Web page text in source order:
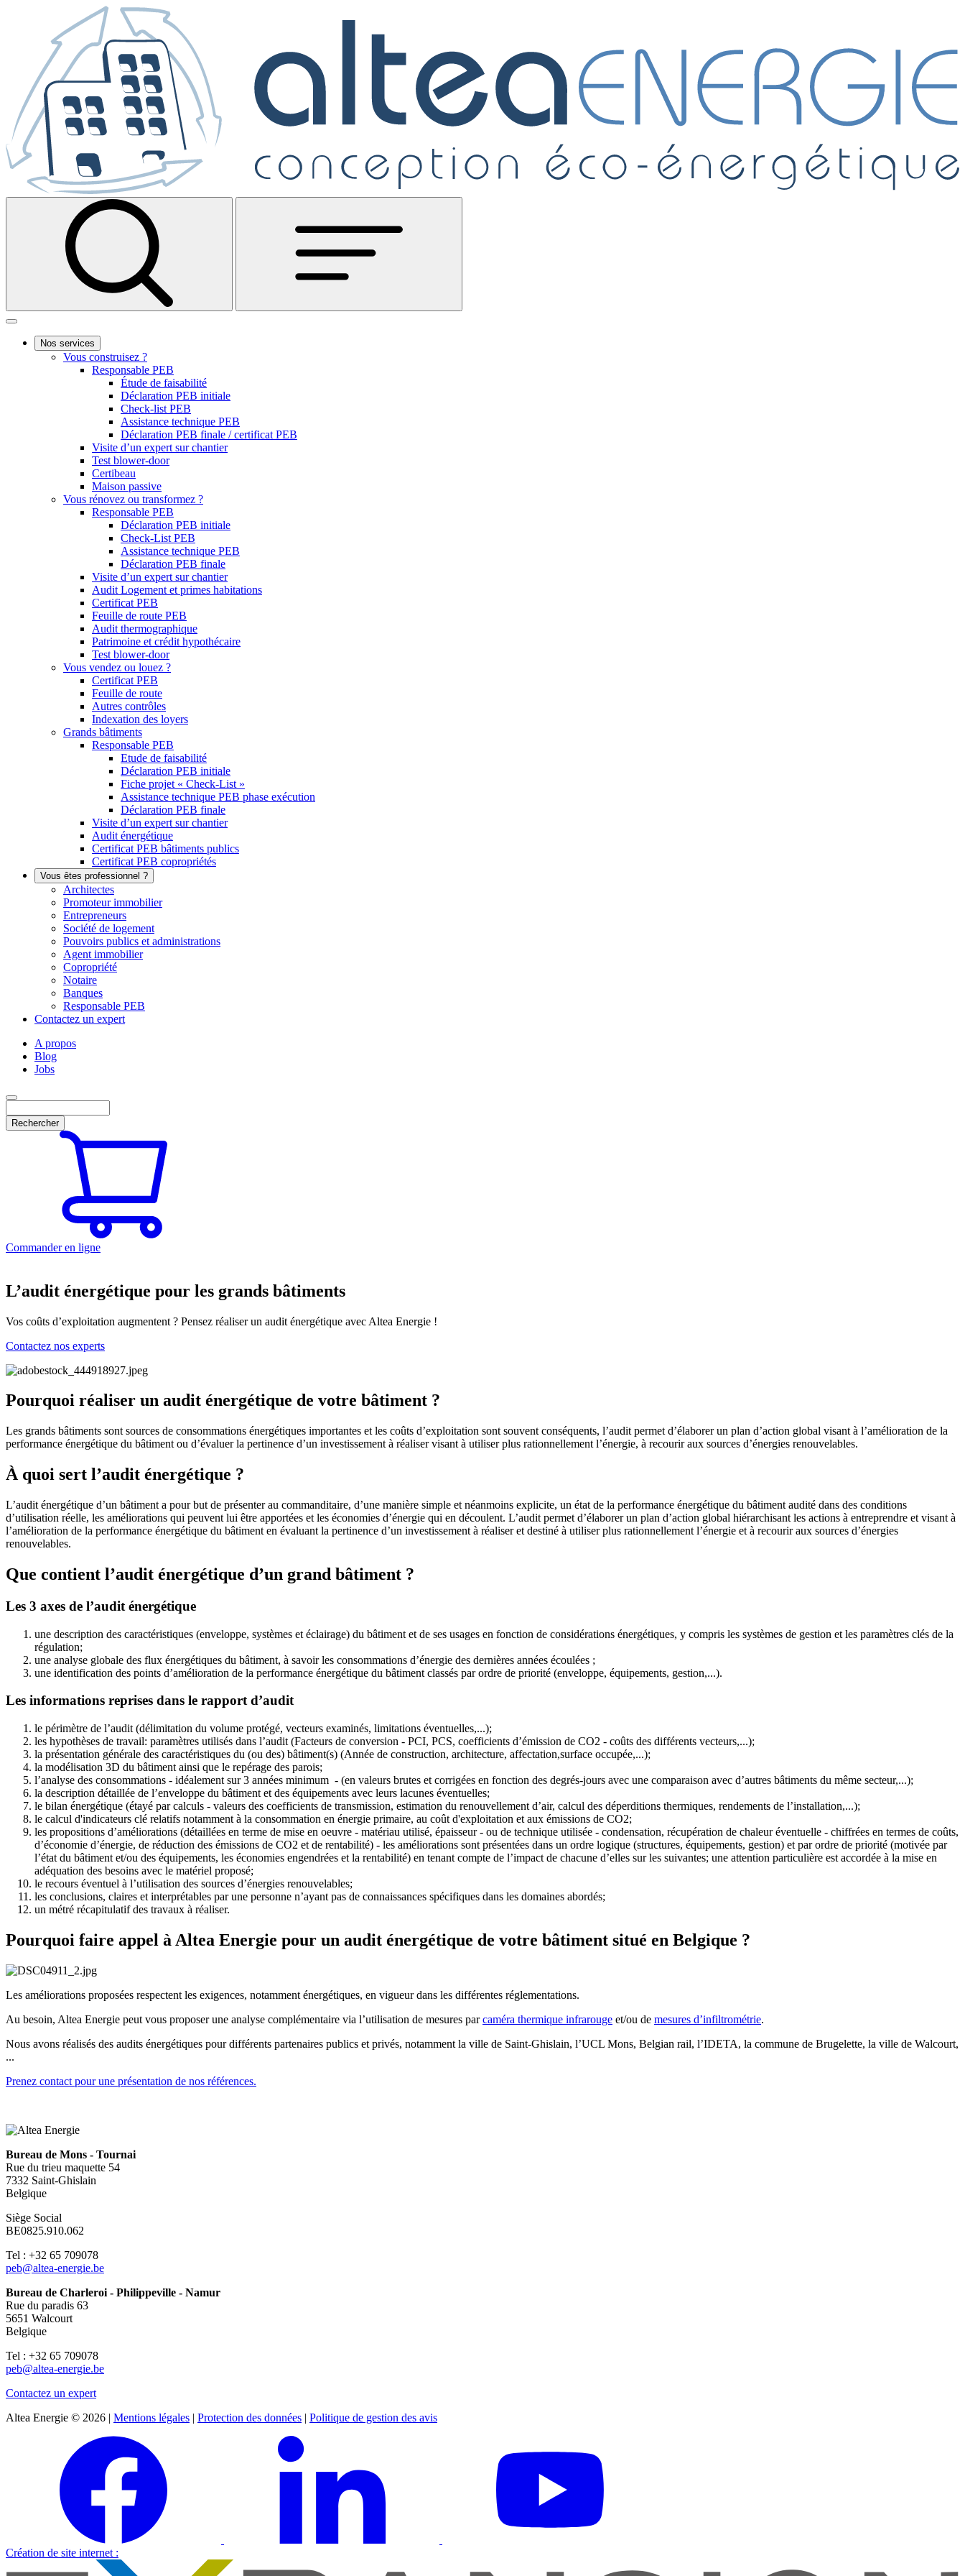
Nos services
Vous construisez ?
Responsable PEB
Étude de faisabilité
Déclaration PEB initiale
Check-list PEB
Assistance technique PEB
Déclaration PEB finale / certificat PEB
Visite d’un expert sur chantier
Test blower-door
Certibeau
Maison passive
Vous rénovez ou transformez ?
Responsable PEB
Déclaration PEB initiale
Check-List PEB
Assistance technique PEB
Déclaration PEB finale
Visite d’un expert sur chantier
Audit Logement et primes habitations
Certificat PEB
Feuille de route PEB
Audit thermographique
Patrimoine et crédit hypothécaire
Test blower-door
Vous vendez ou louez ?
Certificat PEB
Feuille de route
Autres contrôles
Indexation des loyers
Grands bâtiments
Responsable PEB
Etude de faisabilité
Déclaration PEB initiale
Fiche projet « Check-List »
Assistance technique PEB phase exécution
Déclaration PEB finale
Visite d’un expert sur chantier
Audit énergétique
Certificat PEB bâtiments publics
Certificat PEB copropriétés
Vous êtes professionnel ?
Architectes
Promoteur immobilier
Entrepreneurs
Société de logement
Pouvoirs publics et administrations
Agent immobilier
Copropriété
Notaire
Banques
Responsable PEB
Contactez un expert
A propos
Blog
Jobs
Commander en ligne
L’audit énergétique pour les grands bâtiments
Vos coûts d’exploitation augmentent ? Pensez réaliser un audit énergétique avec Altea Energie !
Contactez nos experts
Pourquoi réaliser un audit énergétique de votre bâtiment ?
Les grands bâtiments sont sources de consommations énergétiques importantes et les coûts d’exploitation sont souvent conséquents, l’audit permet d’élaborer un plan d’action global visant à l’amélioration de la
performance énergétique du bâtiment ou d’évaluer la pertinence d’un investissement à réaliser visant à utiliser plus rationnellement l’énergie, à recourir aux sources d’énergies renouvelables.
À quoi sert l’audit énergétique ?
L’audit énergétique d’un bâtiment a pour but de présenter au commanditaire, d’une manière simple et néanmoins explicite, un état de la performance énergétique du bâtiment audité dans des conditions
d’utilisation réelle, les améliorations qui peuvent lui être apportées et les économies d’énergie qui en découlent. L’audit permet d’élaborer un plan d’action global hiérarchisant les actions à entreprendre et visant à
l’amélioration de la performance énergétique du bâtiment en évaluant la pertinence d’un investissement à réaliser et destiné à utiliser plus rationnellement l’énergie et à recourir aux sources d’énergies
renouvelables.
Que contient l’audit énergétique d’un grand bâtiment ?
Les 3 axes de l’audit énergétique
une description des caractéristiques (enveloppe, systèmes et éclairage) du bâtiment et de ses usages en fonction de considérations énergétiques, y compris les systèmes de gestion et les paramètres clés de la
régulation;
une analyse globale des flux énergétiques du bâtiment, à savoir les consommations d’énergie des dernières années écoulées ;
une identification des points d’amélioration de la performance énergétique du bâtiment classés par ordre de priorité (enveloppe, équipements, gestion,...).
Les informations reprises dans le rapport d’audit
le périmètre de l’audit (délimitation du volume protégé, vecteurs examinés, limitations éventuelles,...);
les hypothèses de travail: paramètres utilisés dans l’audit (Facteurs de conversion - PCI, PCS, coefficients d’émission de CO2 - coûts des différents vecteurs,...);
la présentation générale des caractéristiques du (ou des) bâtiment(s) (Année de construction, architecture, affectation,surface occupée,...);
la modélisation 3D du bâtiment ainsi que le repérage des parois;
l’analyse des consommations - idéalement sur 3 années minimum - (en valeurs brutes et corrigées en fonction des degrés-jours avec une comparaison avec d’autres bâtiments du même secteur,...);
la description détaillée de l’enveloppe du bâtiment et des équipements avec leurs lacunes éventuelles;
le bilan énergétique (étayé par calculs - valeurs des coefficients de transmission, estimation du renouvellement d’air, calcul des déperditions thermiques, rendements de l’installation,...);
le calcul d'indicateurs clé relatifs notamment à la consommation en énergie primaire, au coût d'exploitation et aux émissions de CO2;
les propositions d’améliorations (détaillées en terme de mise en oeuvre - matériau utilisé, épaisseur - ou de technique utilisée - condensation, récupération de chaleur éventuelle - chiffrées en termes de coûts,
d’économie d’énergie, de réduction des émissions de CO2 et de rentabilité) - les améliorations sont présentées dans un ordre logique (structures, équipements, gestion) et par ordre de priorité (motivée par
l’état du bâtiment et/ou des équipements, les économies engendrées et la rentabilité) en tenant compte de l’impact de chacune d’elles sur les suivantes; une attention particulière est accordée à la mise en
adéquation des besoins avec le matériel proposé;
le recours éventuel à l’utilisation des sources d’énergies renouvelables;
les conclusions, claires et interprétables par une personne n’ayant pas de connaissances spécifiques dans les domaines abordés;
un métré récapitulatif des travaux à réaliser.
Pourquoi faire appel à Altea Energie pour un audit énergétique de votre bâtiment situé en Belgique ?
Les améliorations proposées respectent les exigences, notamment énergétiques, en vigueur dans les différentes réglementations.
Au besoin, Altea Energie peut vous proposer une analyse complémentaire via l’utilisation de mesures parcaméra thermique infrarouge et/ou de mesures d’infiltrométrie.
Nous avons réalisés des audits énergétiques pour différents partenaires publics et privés, notamment la ville de Saint-Ghislain, l’UCL Mons, Belgian rail, l’IDETA, la commune de Brugelette, la ville de Walcourt,
...
Prenez contact pour une présentation de nos références.
Bureau de Mons - Tournai
Rue du trieu maquette 54
7332 Saint-Ghislain
Belgique
Siège Social
BE0825.910.062
Tel : +32 65 709078
peb@altea-energie.be
Bureau de Charleroi - Philippeville - Namur
Rue du paradis 63
5651 Walcourt
Belgique
Tel : +32 65 709078
peb@altea-energie.be
Contactez un expert
Altea Energie © 2026 | Mentions légales | Protection des données | Politique de gestion des avis
Création de site internet :